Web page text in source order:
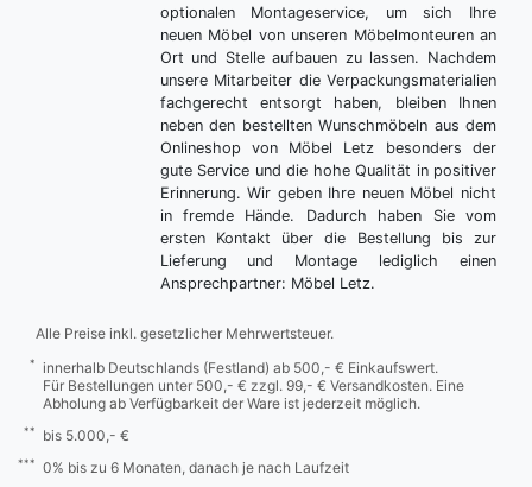
optionalen Montageservice, um sich Ihre
neuen Möbel von unseren Möbelmonteuren an
Ort und Stelle aufbauen zu lassen. Nachdem
unsere Mitarbeiter die Verpackungsmaterialien
fachgerecht entsorgt haben, bleiben Ihnen
neben den bestellten Wunschmöbeln aus dem
Onlineshop von Möbel Letz besonders der
gute Service und die hohe Qualität in positiver
Erinnerung. Wir geben Ihre neuen Möbel nicht
in fremde Hände. Dadurch haben Sie vom
ersten Kontakt über die Bestellung bis zur
Lieferung und Montage lediglich einen
Ansprechpartner: Möbel Letz.
Alle Preise inkl. gesetzlicher Mehrwertsteuer.
*
innerhalb Deutschlands (Festland) ab 500,- € Einkaufswert.
Für Bestellungen unter 500,- € zzgl. 99,- € Versandkosten. Eine
Abholung ab Verfügbarkeit der Ware ist jederzeit möglich.
** bis 5.000,- €
*** 0% bis zu 6 Monaten, danach je nach Laufzeit